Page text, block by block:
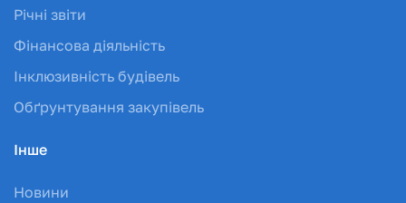
Річні звіти
Фінансова діяльність
Інклюзивність будівель
Обґрунтування закупівель
Інше
Новини